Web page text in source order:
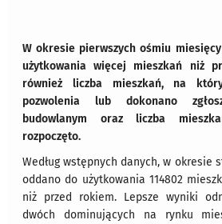
W okresie pierwszych ośmiu
użytkowania więcej mieszkań niż
również liczba mieszkań, na
pozwolenia lub dokonano
budowlanym oraz liczba
rozpoczęto.
Według wstępnych danych, w okresie
oddano do użytkowania 114802
niż przed rokiem. Lepsze wyniki
dwóch dominujących na rynku